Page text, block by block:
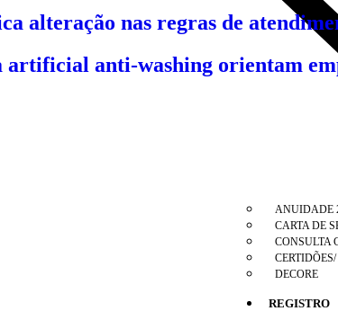
ANUIDADE
CARTA DE
CONSULTA
DECORE
REGISTRO
alteração nas regras de
anti-washing orientam